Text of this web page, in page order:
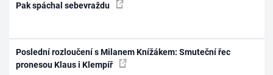
Pak spáchal sebevraždu
Poslední rozloučení s Milanem Knížákem: Smuteční řec
pronesou Klaus i Klempíř